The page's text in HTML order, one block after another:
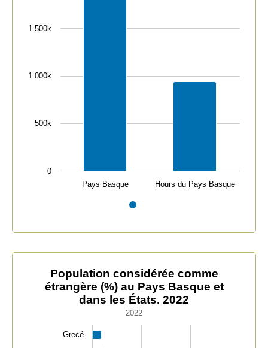
Pays Basque Hours du Pays Basque
0
500k
1 000k
1 500k
Population considérée comme étrangère (%) au Pays
Bar chart with 12 bars.
The chart has 1 Y axis displaying values. Data ranges
Population considérée comme
étrangère (%) au Pays Basque et
dans les États. 2022
2022
Grecé